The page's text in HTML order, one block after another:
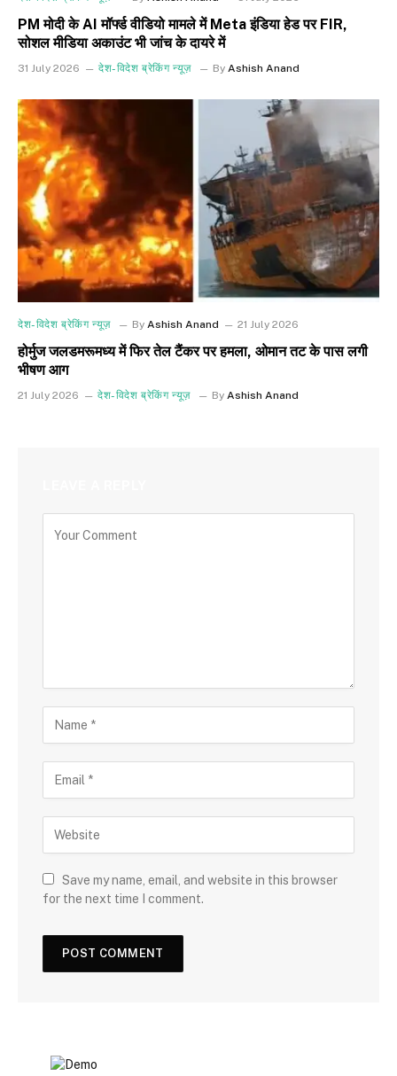
PM मोदी के AI मॉर्फ्ड वीडियो मामले में Meta इंडिया हेड पर FIR,
सोशल मीडिया अकाउंट भी जांच के दायरे में
31 July 2026 देश-विदेश ब्रेकिंग न्यूज़ By Ashish Anand
देश-विदेश ब्रेकिंग न्यूज़ By Ashish Anand 21 July 2026
होर्मुज जलडमरूमध्य में फिर तेल टैंकर पर हमला, ओमान तट के पास लगी
भीषण आग
21 July 2026 देश-विदेश ब्रेकिंग न्यूज़ By Ashish Anand
Save my name, email, and website in this browser
for the next time I comment.